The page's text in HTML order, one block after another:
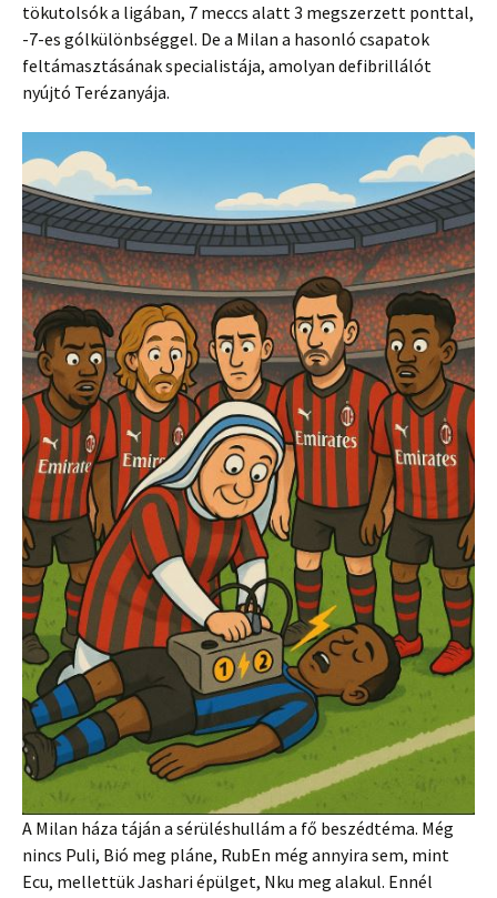
tökutolsók a ligában, 7 meccs alatt 3 megszerzett ponttal,
-7-es gólkülönbséggel. De a Milan a hasonló csapatok
feltámasztásának specialistája, amolyan defibrillálót
nyújtó Terézanyája.
A Milan háza táján a sérüléshullám a fő beszédtéma. Még
nincs Puli, Bió meg pláne, RubEn még annyira sem, mint
Ecu, mellettük Jashari épülget, Nku meg alakul. Ennél